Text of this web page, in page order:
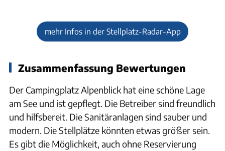
mehr Infos in der Stellplatz-Radar-App
Zusammenfassung Bewertungen
Der Campingplatz Alpenblick hat eine schöne Lage
am See und ist gepflegt. Die Betreiber sind freundlich
und hilfsbereit. Die Sanitäranlagen sind sauber und
modern. Die Stellplätze könnten etwas größer sein.
Es gibt die Möglichkeit, auch ohne Reservierung